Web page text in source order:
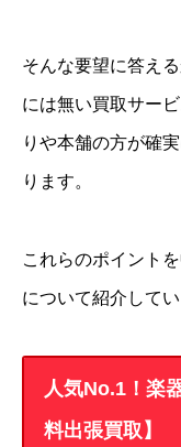
そんな要望に答える
には無い買取サー
りや本舗の方が確
ります。
これらのポイント
について紹介してい
人気No.1！楽
料出張買取】